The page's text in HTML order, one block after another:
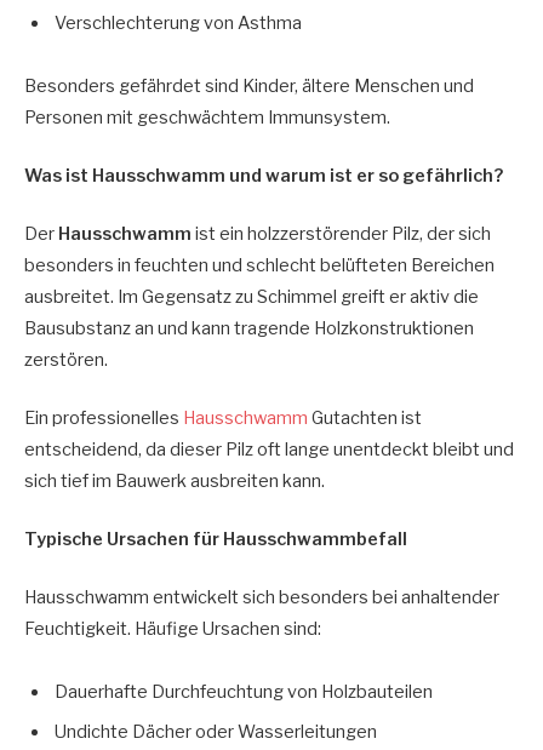
Verschlechterung von Asthma
Besonders gefährdet sind Kinder, ältere Menschen und
Personen mit geschwächtem Immunsystem.
Was ist Hausschwamm und warum ist er so gefährlich?
Der Hausschwamm ist ein holzzerstörender Pilz, der sich
besonders in feuchten und schlecht belüfteten Bereichen
ausbreitet. Im Gegensatz zu Schimmel greift er aktiv die
Bausubstanz an und kann tragende Holzkonstruktionen
zerstören.
Ein professionelles Hausschwamm Gutachten ist
entscheidend, da dieser Pilz oft lange unentdeckt bleibt und
sich tief im Bauwerk ausbreiten kann.
Typische Ursachen für Hausschwammbefall
Hausschwamm entwickelt sich besonders bei anhaltender
Feuchtigkeit. Häufige Ursachen sind:
Dauerhafte Durchfeuchtung von Holzbauteilen
Undichte Dächer oder Wasserleitungen